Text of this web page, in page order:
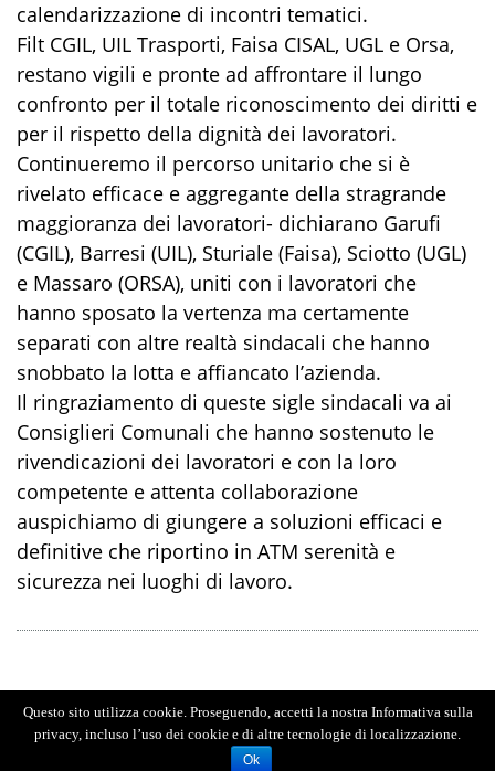
calendarizzazione di incontri tematici.
Filt CGIL, UIL Trasporti, Faisa CISAL, UGL e Orsa,
restano vigili e pronte ad affrontare il lungo
confronto per il totale riconoscimento dei diritti e
per il rispetto della dignità dei lavoratori.
Continueremo il percorso unitario che si è
rivelato efficace e aggregante della stragrande
maggioranza dei lavoratori- dichiarano Garufi
(CGIL), Barresi (UIL), Sturiale (Faisa), Sciotto (UGL)
e Massaro (ORSA), uniti con i lavoratori che
hanno sposato la vertenza ma certamente
separati con altre realtà sindacali che hanno
snobbato la lotta e affiancato l’azienda.
Il ringraziamento di queste sigle sindacali va ai
Consiglieri Comunali che hanno sostenuto le
rivendicazioni dei lavoratori e con la loro
competente e attenta collaborazione
auspichiamo di giungere a soluzioni efficaci e
definitive che riportino in ATM serenità e
sicurezza nei luoghi di lavoro.
Questo sito utilizza cookie. Proseguendo, accetti la nostra Informativa sulla
privacy, incluso l’uso dei cookie e di altre tecnologie di localizzazione.
Ok